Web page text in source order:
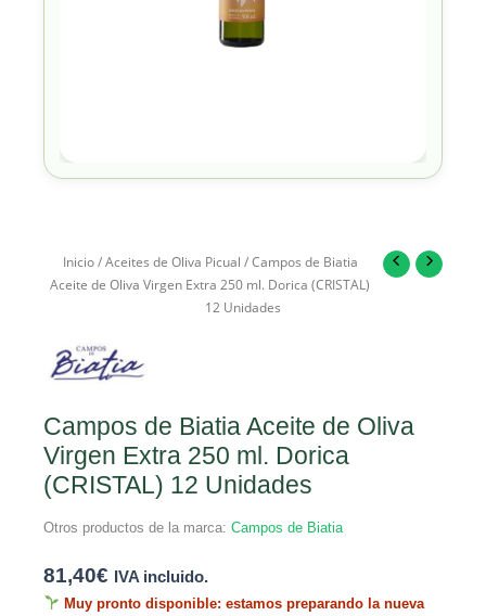
Inicio/Aceites de Oliva Picual / Campos de Biatia
Aceite de Oliva Virgen Extra 250 ml. Dorica (CRISTAL)
12 Unidades
Campos de Biatia Aceite de Oliva
Virgen Extra 250 ml. Dorica
(CRISTAL) 12 Unidades
Otros productos de la marca: Campos de Biatia
81,40€ IVA incluido.
Muy pronto disponible: estamos preparando la nueva